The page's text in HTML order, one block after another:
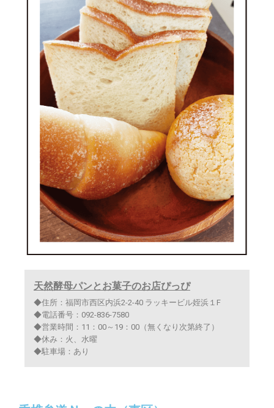
天然酵母パンとお菓子のお店ぴっぴ
◆住所：福岡市西区内浜2-2-40 ラッキービル姪浜１F
◆電話番号：092-836-7580
◆営業時間：11：00～19：00（無くなり次第終了）
◆休み：火、水曜
◆駐車場：あり